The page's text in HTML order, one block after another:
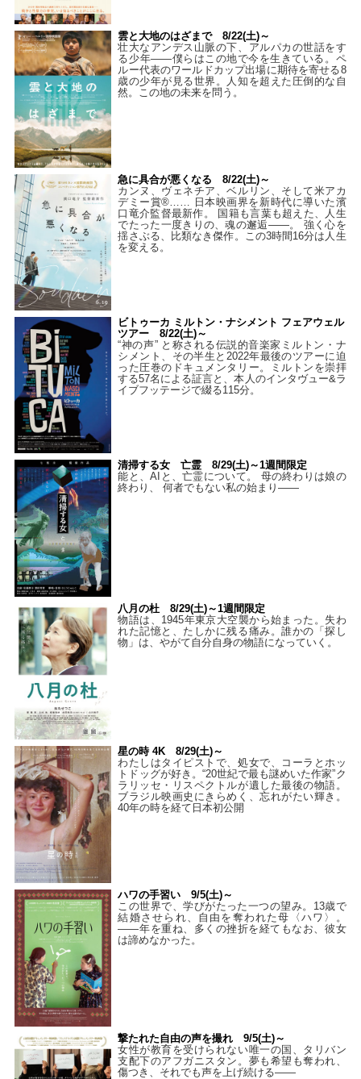
雲と大地のはざまで 8/22(土)～
壮大なアンデス山脈の下、アルパカの世話をす
る少年――僕らはこの地で今を生きている。ペ
ルー代表のワールドカップ出場に期待を寄せる8
歳の少年が見る世界。人知を超えた圧倒的な自
然。この地の未来を問う。
急に具合が悪くなる 8/22(土)～
カンヌ、ヴェネチア、ベルリン、そして米アカ
デミー賞®…… 日本映画界を新時代に導いた濱
口竜介監督最新作。 国籍も言葉も超えた、人生
でたった一度きりの、魂の邂逅――。 強く心を
揺さぶる、比類なき傑作。この3時間16分は人生
を変える。
ビトゥーカ ミルトン・ナシメント フェアウェル
ツアー 8/22(土)～
“神の声” と称される伝説的音楽家ミルトン・ナ
シメント、その半生と2022年最後のツアーに迫
った圧巻のドキュメンタリー。ミルトンを崇拝
する57名による証言と、本人のインタヴュー&ラ
イブフッテージで綴る115分。
清掃する女 亡霊 8/29(土)～1週間限定
能と、AIと、亡霊について。 母の終わりは娘の
終わり、 何者でもない私の始まり――
八月の杜 8/29(土)～1週間限定
物語は、1945年東京大空襲から始まった。失わ
れた記憶と、たしかに残る痛み。誰かの「探し
物」は、やがて自分自身の物語になっていく。
星の時 4K 8/29(土)～
わたしはタイピストで、処⼥で、コーラとホッ
トドッグが好き。“20世紀で最も謎めいた作家”ク
ラリッセ・リスペクトルが遺した最後の物語。
ブラジル映画史にきらめく、忘れがたい輝き。
40年の時を経て⽇本初公開
ハワの手習い 9/5(土)～
この世界で、学びがたった一つの望み。13歳で
結婚させられ、自由を奪われた母〈ハワ〉。
——年を重ね、多くの挫折を経てもなお、彼女
は諦めなかった。
撃たれた自由の声を撮れ 9/5(土)～
女性が教育を受けられない唯一の国、タリバン
支配下のアフガニスタン。夢も希望も奪われ、
傷つき、それでも声を上げ続ける——